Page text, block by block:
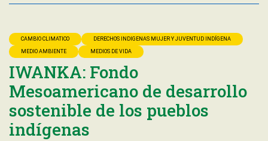
CAMBIO CLIMATICO DERECHOS INDIGENAS MUJER Y JUVENTUD INDÍGENA
MEDIO AMBIENTE MEDIOS DE VIDA
IWANKA: Fondo
Mesoamericano de desarrollo
sostenible de los pueblos
indígenas